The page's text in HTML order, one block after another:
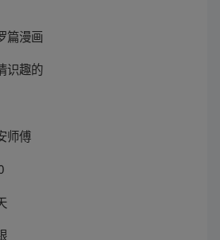
篇漫画
识趣的
师傅